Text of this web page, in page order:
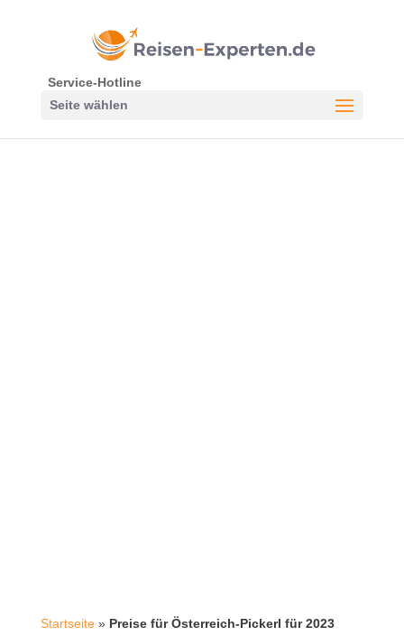
Service-Hotline
Seite wählen
Startseite» Preise für Österreich-Pickerl für 2023